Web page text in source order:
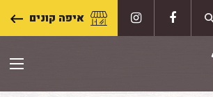
איפה קונים